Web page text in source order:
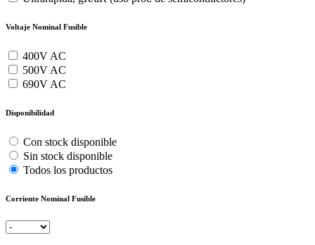
Voltaje Nominal Fusible
400V AC
500V AC
690V AC
Disponibilidad
Con stock disponible
Sin stock disponible
Todos los productos
Corriente Nominal Fusible